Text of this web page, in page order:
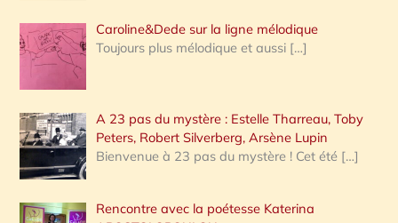
Caroline&Dede sur la ligne mélodique
Toujours plus mélodique et aussi […]
A 23 pas du mystère : Estelle Tharreau, Toby
Peters, Robert Silverberg, Arsène Lupin
Bienvenue à 23 pas du mystère ! Cet été […]
Rencontre avec la poétesse Katerina